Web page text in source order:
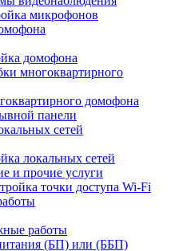
микрофонов
домофона
многоквартирного
домофона
панели
сетей
локальных сетей
и прочие услуги
точки доступа Wi-Fi
работы
(БП) или (ББП)